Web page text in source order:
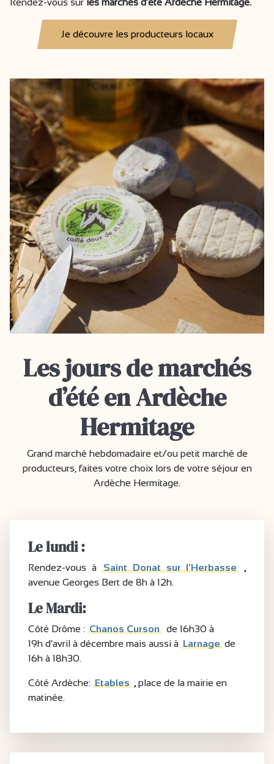
Rendez-vous sur les marchés d’été Ardèche Hermitage.
Je découvre les producteurs locaux
Les jours de marchés
d’été en Ardèche
Hermitage
Grand marché hebdomadaire et/ou petit marché de
producteurs, faites votre choix lors de votre séjour en
Ardèche Hermitage.
Le lundi :
Rendez-vous àSaint Donat sur l'Herbasse
,
avenue Georges Bert de 8h à 12h.
Le Mardi:
Côté Drôme : Chanos Curson
de 16h30 à
19h d’avril à décembre mais aussi à Larnage de
16h à 18h30.
Côté Ardèche: Etables ,place de la mairie en
matinée.